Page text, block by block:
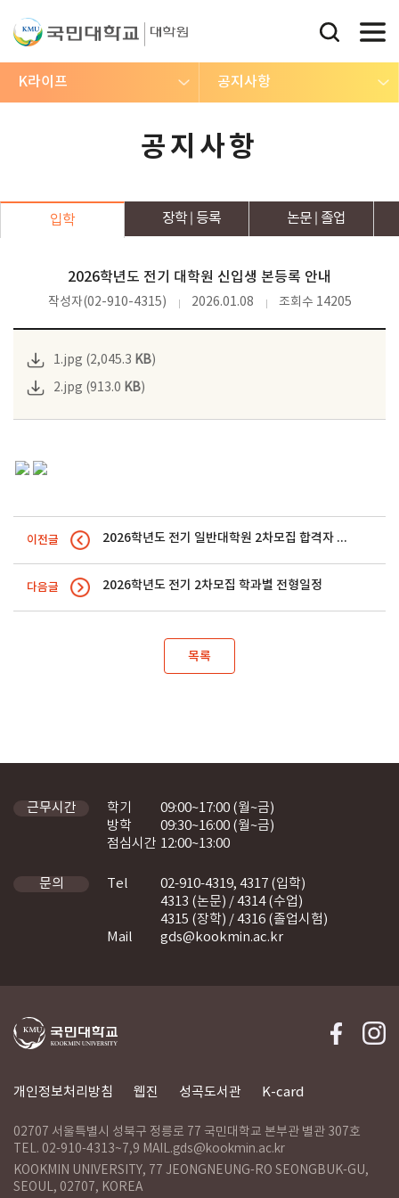
K라이프 공지사항
공지사항
입학 장학 등록 논문 졸업
2026학년도 전기 대학원 신입생 본등록 안내
작성자(02-910-4315) 2026.01.08 조회수 14205
1.jpg (2,045.3 KB)
2.jpg (913.0 KB)
이전글 2026학년도 전기 일반대학원 2차모집 합격자 발표 및 등록 안내
다음글 2026학년도 전기 2차모집 학과별 전형일정
목록
개인정보처리방침 웹진 성곡도서관 K-card
02707 서울특별시 성북구 정릉로 77 국민대학교 본부관 별관 307호
TEL. 02-910-4313~7,9 MAIL.gds@kookmin.ac.kr
KOOKMIN UNIVERSITY, 77 JEONGNEUNG-RO SEONGBUK-GU,
SEOUL, 02707, KOREA
근무시간 학기
09:00~17:00 (월~금)
방학
09:30~16:00 (월~금)
점심시간 12:00~13:00
문의 Tel
02-910-4319, 4317 (입학)
4313 (논문) / 4314 (수업)
4315 (장학) / 4316 (졸업시험)
Mail
gds@kookmin.ac.kr